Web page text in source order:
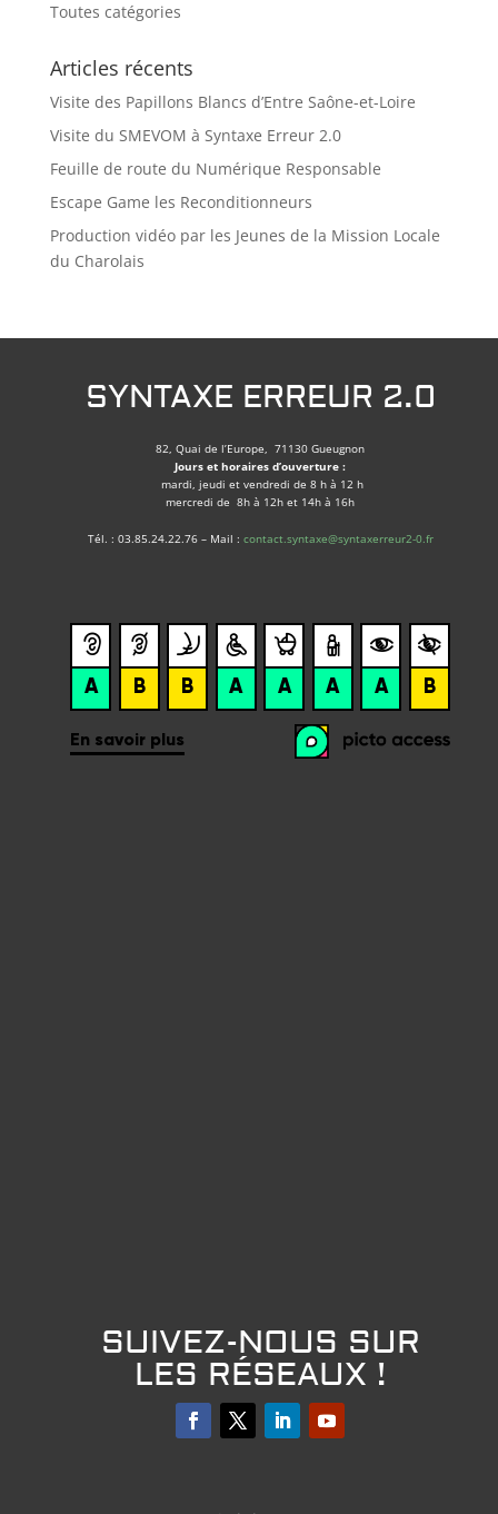
Toutes catégories
Articles récents
Visite des Papillons Blancs d’Entre Saône-et-Loire
Visite du SMEVOM à Syntaxe Erreur 2.0
Feuille de route du Numérique Responsable
Escape Game les Reconditionneurs
Production vidéo par les Jeunes de la Mission Locale
du Charolais
SYNTAXE ERREUR 2.0
82, Quai de l’Europe, 71130 Gueugnon
Jours et horaires d’ouverture :
mardi, jeudi et vendredi de 8 h à 12 h
mercredi de 8h à 12h et 14h à 16h
Tél. : 03.85.24.22.76 – Mail : contact.syntaxe@syntaxerreur2-0.fr
SUIVEZ-NOUS SUR
LES RÉSEAUX !